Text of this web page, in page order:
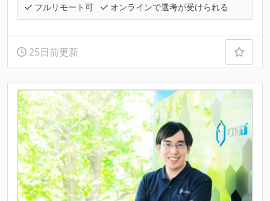
フルリモート可
オンラインで選考が受けられる
25日前更新